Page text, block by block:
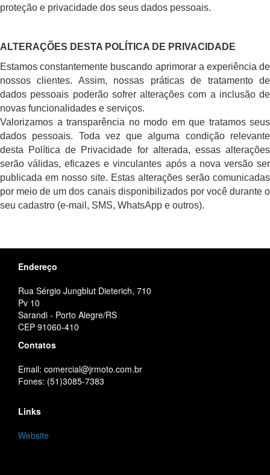
proteção e privacidade dos seus dados pessoais.
ALTERAÇÕES DESTA POLÍTICA DE PRIVACIDADE
Estamos constantemente buscando aprimorar a experiência de
nossos clientes. Assim, nossas práticas de tratamento de
dados pessoais poderão sofrer alterações com a inclusão de
novas funcionalidades e serviços.
Valorizamos a transparência no modo em que tratamos seus
dados pessoais. Toda vez que alguma condição relevante
desta Política de Privacidade for alterada, essas alterações
serão válidas, eficazes e vinculantes após a nova versão ser
publicada em nosso site. Estas alterações serão comunicadas
por meio de um dos canais disponibilizados por você durante o
seu cadastro (e-mail, SMS, WhatsApp e outros).
Endereço
Rua Sérgio Jungblut Dieterich, 710
Pv 10
Sarandi - Porto Alegre/RS
CEP 91060-410
Contatos
Email: comercial@jrmoto.com.br
Fones: (51)3085-7383
Links
Website